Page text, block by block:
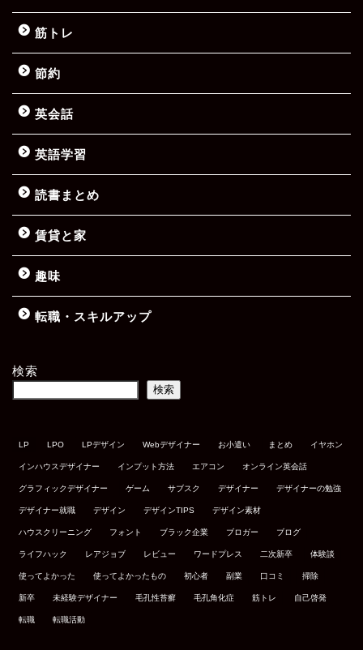
筋トレ
節約
英会話
英語学習
読書まとめ
賃貸と家
趣味
転職・スキルアップ
検索
検索
LP LPO LPデザイン Webデザイナー お小遣い まとめ イヤホン
インハウスデザイナー インプット方法 エアコン オンライン英会話
グラフィックデザイナー ゲーム サブスク デザイナー デザイナーの勉強
デザイナー就職 デザイン デザインTIPS デザイン素材
ハウスクリーニング フォント ブラック企業 ブロガー ブログ
ライフハック レアジョブ レビュー ワードプレス 二次新卒 体験談
使ってよかった 使ってよかったもの 初心者 副業 口コミ 掃除
新卒 未経験デザイナー 毛孔性苔癬 毛孔角化症 筋トレ 自己啓発
転職 転職活動